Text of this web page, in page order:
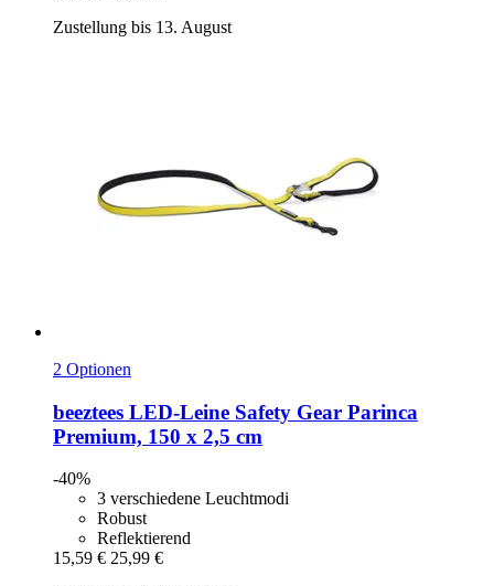
Zustellung bis 13. August
2 Optionen
beeztees LED-​Leine Safety Gear Parinca
Premium, 150 x 2,5 cm
-40%
3 verschiedene Leuchtmodi
Robust
Reflektierend
15,59 € 25,99 €